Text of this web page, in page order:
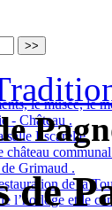
le musée, le
- Château .
salle Escarelle
château
Grimaud .
de la
l’horloge et le
de